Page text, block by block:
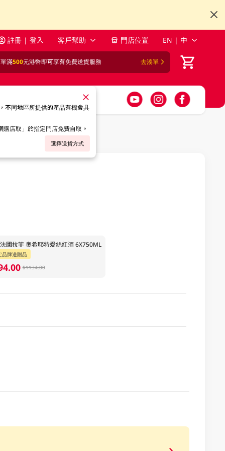
註冊 | 登入 客戶幫助 門店位置 EN | 中
滿500元港幣即可享有免費送貨服務 去湊單
不同地區所提供的產品有機會具
店取」於指定門店免費自取。
選擇送貨方式
國拉菲 奧希耶特愛絲紅酒 6X750ML
品牌送贈品
$1134.00